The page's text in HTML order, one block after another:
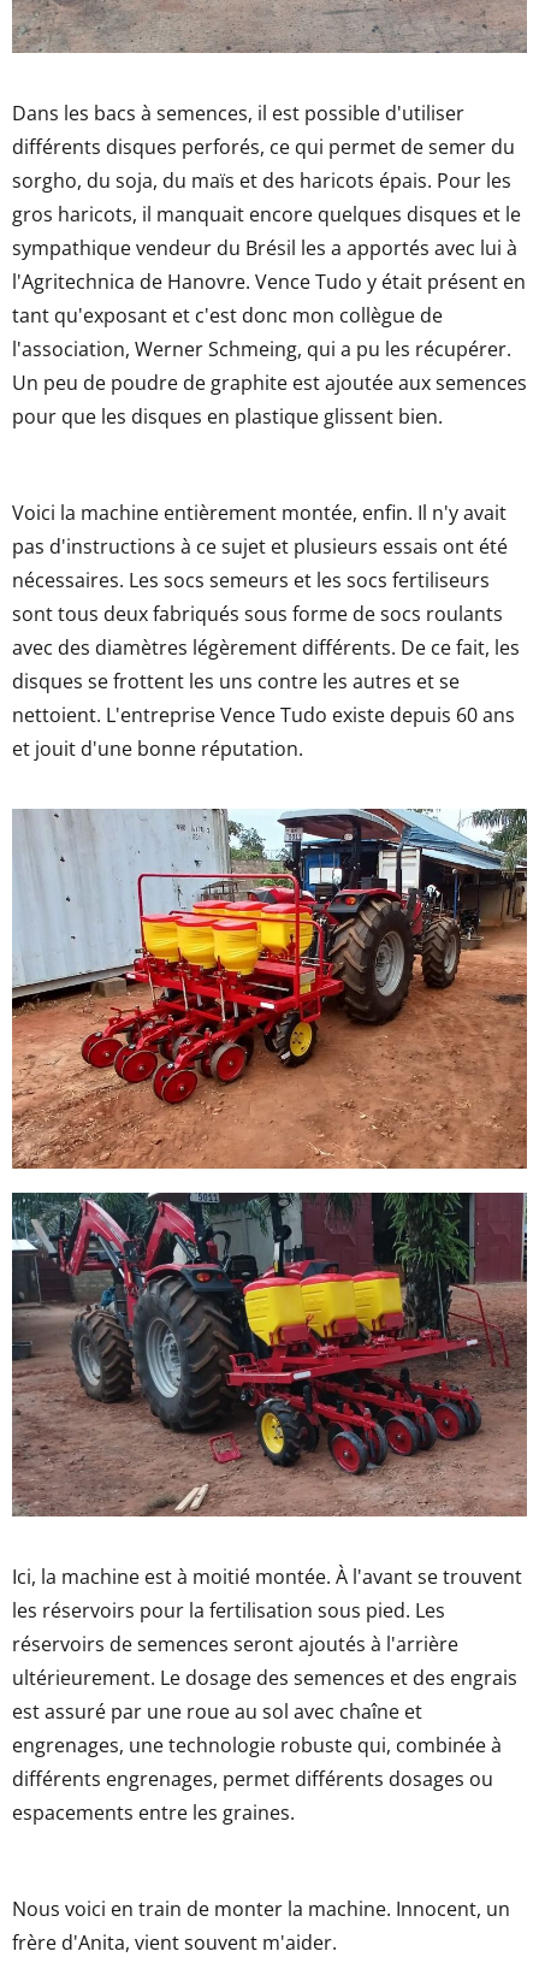
Dans les bacs à semences, il est possible d'utiliser
différents disques perforés, ce qui permet de semer du
sorgho, du soja, du maïs et des haricots épais. Pour les
gros haricots, il manquait encore quelques disques et le
sympathique vendeur du Brésil les a apportés avec lui à
l'Agritechnica de Hanovre. Vence Tudo y était présent en
tant qu'exposant et c'est donc mon collègue de
l'association, Werner Schmeing, qui a pu les récupérer.
Un peu de poudre de graphite est ajoutée aux semences
pour que les disques en plastique glissent bien.
Voici la machine entièrement montée, enfin. Il n'y avait
pas d'instructions à ce sujet et plusieurs essais ont été
nécessaires. Les socs semeurs et les socs fertiliseurs
sont tous deux fabriqués sous forme de socs roulants
avec des diamètres légèrement différents. De ce fait, les
disques se frottent les uns contre les autres et se
nettoient. L'entreprise Vence Tudo existe depuis 60 ans
et jouit d'une bonne réputation.
Ici, la machine est à moitié montée. À l'avant se trouvent
les réservoirs pour la fertilisation sous pied. Les
réservoirs de semences seront ajoutés à l'arrière
ultérieurement. Le dosage des semences et des engrais
est assuré par une roue au sol avec chaîne et
engrenages, une technologie robuste qui, combinée à
différents engrenages, permet différents dosages ou
espacements entre les graines.
Nous voici en train de monter la machine. Innocent, un
frère d'Anita, vient souvent m'aider.